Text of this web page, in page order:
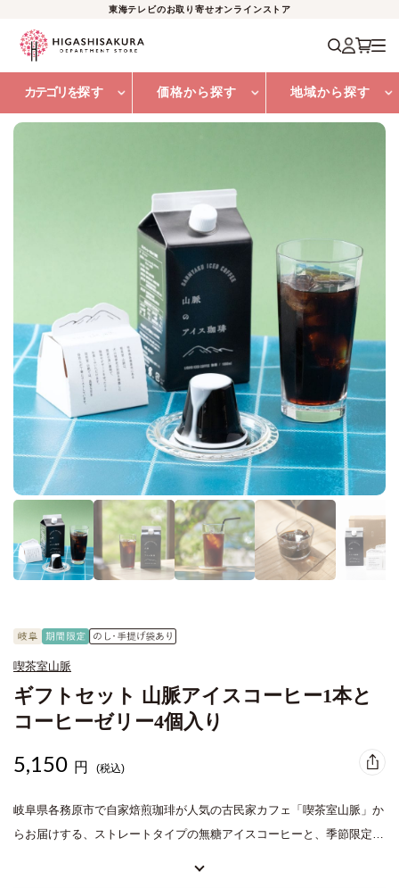
東海テレビのお取り寄せオンラインストア
カテゴリを探す 価格から探す 地域から探す
喫茶室山脈
ギフトセット 山脈アイスコーヒー1本と
コーヒーゼリー4個入り
5,150 円 (税込)
岐阜県各務原市で自家焙煎珈琲が人気の古民家カフェ「喫茶室山脈」か
らお届けする、ストレートタイプの無糖アイスコーヒーと、季節限定の